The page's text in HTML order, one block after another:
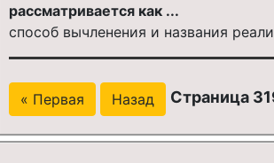
рассматривается как ...
способ вычленения и названия
« Первая Назад Страница